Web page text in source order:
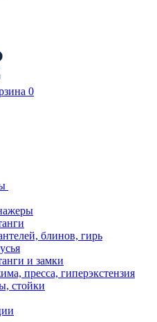
0
блинов, гирь
и замки
пресса, гиперэкстензия
стойки